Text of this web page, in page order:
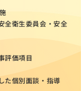
全衛生委員会・安全
評価項目
た個別面談・指導